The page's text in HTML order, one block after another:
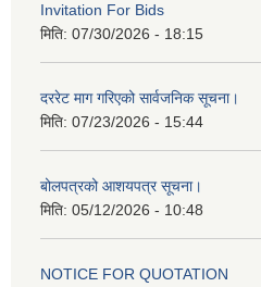
Invitation For Bids
मिति: 07/30/2026 - 18:15
दररेट माग गरिएको सार्वजनिक सूचना।
मिति: 07/23/2026 - 15:44
बोलपत्रको आशयपत्र सूचना।
मिति: 05/12/2026 - 10:48
NOTICE FOR QUOTATION